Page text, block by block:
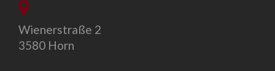
Wienerstraße 2
3580 Horn